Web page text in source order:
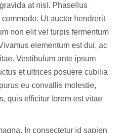
at nisl. Phasellus
Ut auctor hendrerit
non elit vel turpis fermentum
elementum est dui, ac
Vestibulum ante ipsum
et ultrices posuere cubilia
eu convallis molestie,
quis efficitur lorem est vitae
In consectetur id sapien